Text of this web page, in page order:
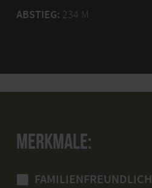
ABSTIEG: 234 M
MERKMALE:
FAMILIENFREUNDLICH